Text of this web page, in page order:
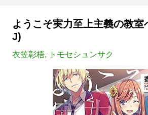
ようこそ実力至上主義の教室
J)
衣笠彰梧, トモセシュンサク